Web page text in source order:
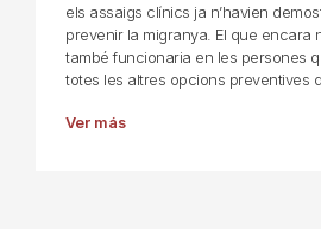
els assaigs clínics ja n’havien
prevenir la migranya. El que encara
també funcionaria en les persones
totes les altres opcions preventives
Ver más